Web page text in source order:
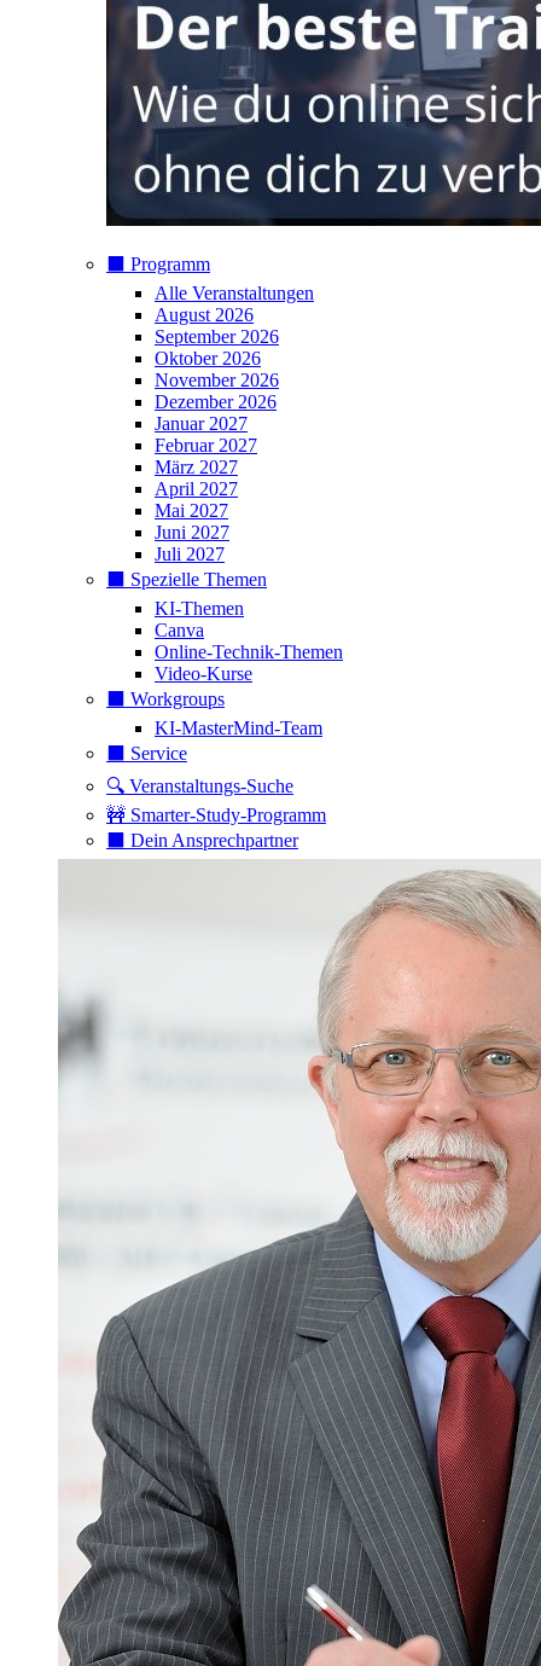
⬛️ Programm
Alle Veranstaltungen
August 2026
September 2026
Oktober 2026
November 2026
Dezember 2026
Januar 2027
Februar 2027
März 2027
April 2027
Mai 2027
Juni 2027
Juli 2027
⬛️ Spezielle Themen
KI-Themen
Canva
Online-Technik-Themen
Video-Kurse
⬛️ Workgroups
KI-MasterMind-Team
⬛️ Service
🔍 Veranstaltungs-Suche
🚧 Smarter-Study-Programm
⬛️ Dein Ansprechpartner